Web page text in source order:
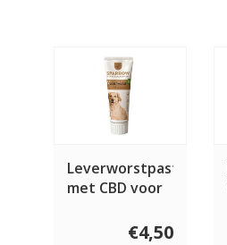
Leverworstpasta
met CBD voor
€4,50